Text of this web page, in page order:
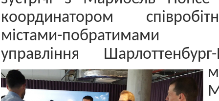
координатором
містами-побратимами
управління Шарлоттенбург-